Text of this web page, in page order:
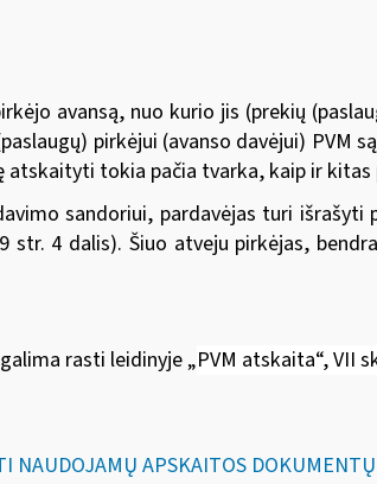
avansą, nuo kurio jis (prekių
pirkėjui (avanso davėjui) PVM
tokia pačia tvarka, kaip ir kitas
sandoriui, pardavėjas turi išrašyti
str. 4 dalis). Šiuo atveju pirkėjas,
rasti leidinyje „PVM atskaita“, VII
NAUDOJAMŲ APSKAITOS